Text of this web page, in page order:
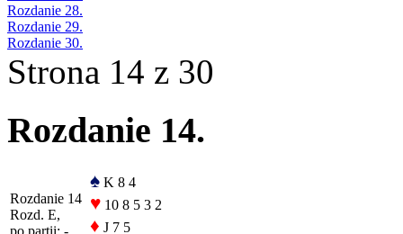
Rozdanie 28.
Rozdanie 29.
Rozdanie 30.
Strona 14 z 30
Rozdanie 14.
Rozdanie 14
Rozd. E,
♠ K 8 4
♥ 10 8 5 3 2
♦ J 7 5